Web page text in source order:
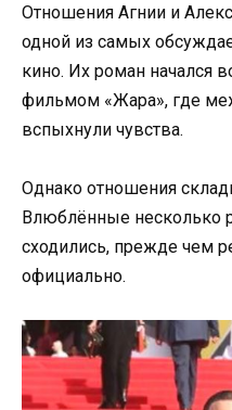
Отношения Агнии и
одной из самых
кино. Их роман начался
фильмом «Жара», где
вспыхнули чувства.
Однако отношения
Влюблённые несколько
сходились, прежде чем
официально.